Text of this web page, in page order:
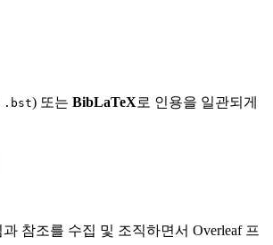
.bst) 또는 BibLaTeX로 인용을 일관되게
참조를 수집 및 조직하면서 Overleaf 프